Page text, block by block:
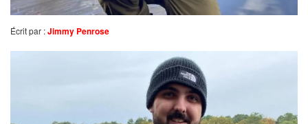
Écrit par :Jimmy Penrose